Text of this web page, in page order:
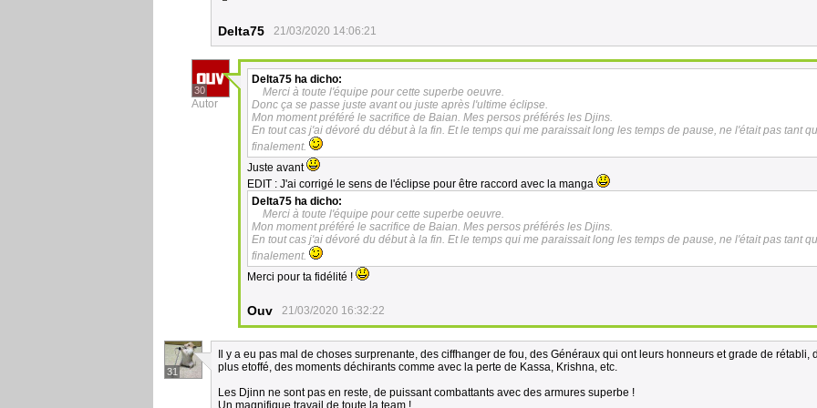
Delta75 21/03/2020 14:06:21
30
Autor
Delta75 ha dicho:
Merci à toute l'équipe pour cette superbe oeuvre.
Donc ça se passe juste avant ou juste après l'ultime éclipse.
Mon moment préféré le sacrifice de Baian. Mes persos préférés les Djins.
En tout cas j'ai dévoré du début à la fin. Et le temps qui me paraissait long les temps de pause, ne l'était pas tant
finalement.
Juste avant
EDIT : J'ai corrigé le sens de l'éclipse pour être raccord avec la manga
Delta75 ha dicho:
Merci à toute l'équipe pour cette superbe oeuvre.
Mon moment préféré le sacrifice de Baian. Mes persos préférés les Djins.
En tout cas j'ai dévoré du début à la fin. Et le temps qui me paraissait long les temps de pause, ne l'était pas tant
finalement.
Merci pour ta fidélité !
Ouv 21/03/2020 16:32:22
31
Il y a eu pas mal de choses surprenante, des ciffhanger de fou, des Généraux qui ont leurs honneurs et grade de rétabli,
plus etoffé, des moments déchirants comme avec la perte de Kassa, Krishna, etc.
Les Djinn ne sont pas en reste, de puissant combattants avec des armures superbe !
Un magnifique travail de toute la team !